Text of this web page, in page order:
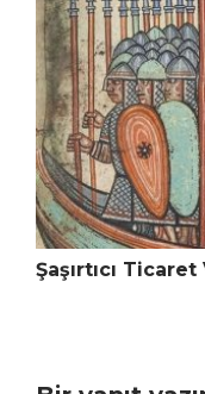
Şaşırtıcı